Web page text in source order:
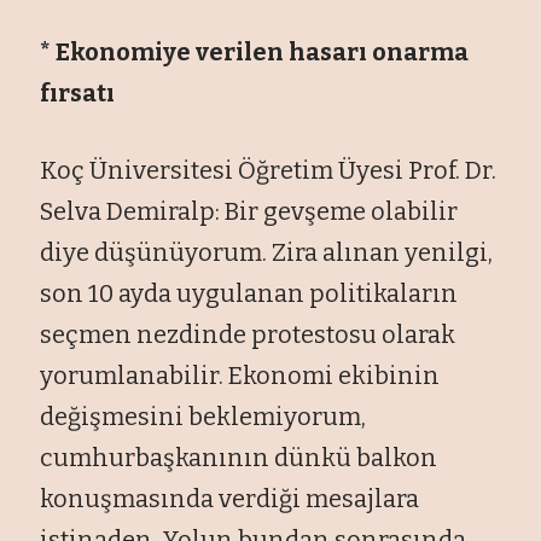
* Ekonomiye verilen hasarı onarma
fırsatı
Koç Üniversitesi Öğretim Üyesi Prof. Dr.
Selva Demiralp: Bir gevşeme olabilir
diye düşünüyorum. Zira alınan yenilgi,
son 10 ayda uygulanan politikaların
seçmen nezdinde protestosu olarak
yorumlanabilir. Ekonomi ekibinin
değişmesini beklemiyorum,
cumhurbaşkanının dünkü balkon
konuşmasında verdiği mesajlara